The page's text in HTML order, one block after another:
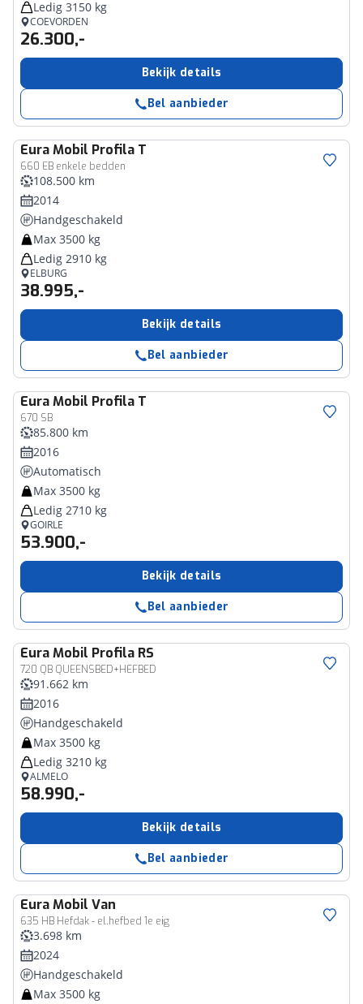
Ledig 3150 kg
COEVORDEN
26.300,-
Bekijk details
Bel aanbieder
Eura Mobil Profila T
660 EB enkele bedden
108.500 km
2014
Handgeschakeld
Max 3500 kg
Ledig 2910 kg
ELBURG
38.995,-
Bekijk details
Bel aanbieder
Eura Mobil Profila T
670 SB
85.800 km
2016
Automatisch
Max 3500 kg
Ledig 2710 kg
GOIRLE
53.900,-
Bekijk details
Bel aanbieder
Eura Mobil Profila RS
720 QB QUEENSBED+HEFBED
91.662 km
2016
Handgeschakeld
Max 3500 kg
Ledig 3210 kg
ALMELO
58.990,-
Bekijk details
Bel aanbieder
Eura Mobil Van
635 HB Hefdak - el.hefbed 1e eig
3.698 km
2024
Handgeschakeld
Max 3500 kg